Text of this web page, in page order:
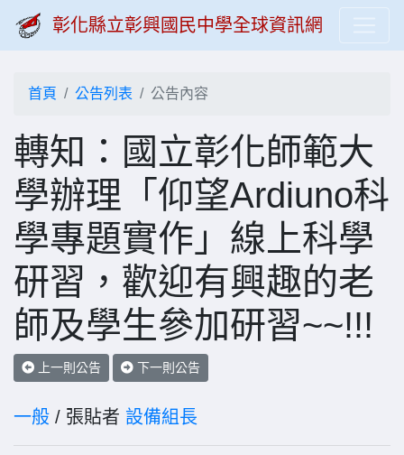
彰化縣立彰興國民中學全球資訊網
首頁 公告列表 公告內容
轉知：國立彰化師範大
學辦理「仰望Ardiuno科
學專題實作」線上科學
研習，歡迎有興趣的老
師及學生參加研習~~!!!
上一則公告 下一則公告
一般 / 張貼者 設備組長